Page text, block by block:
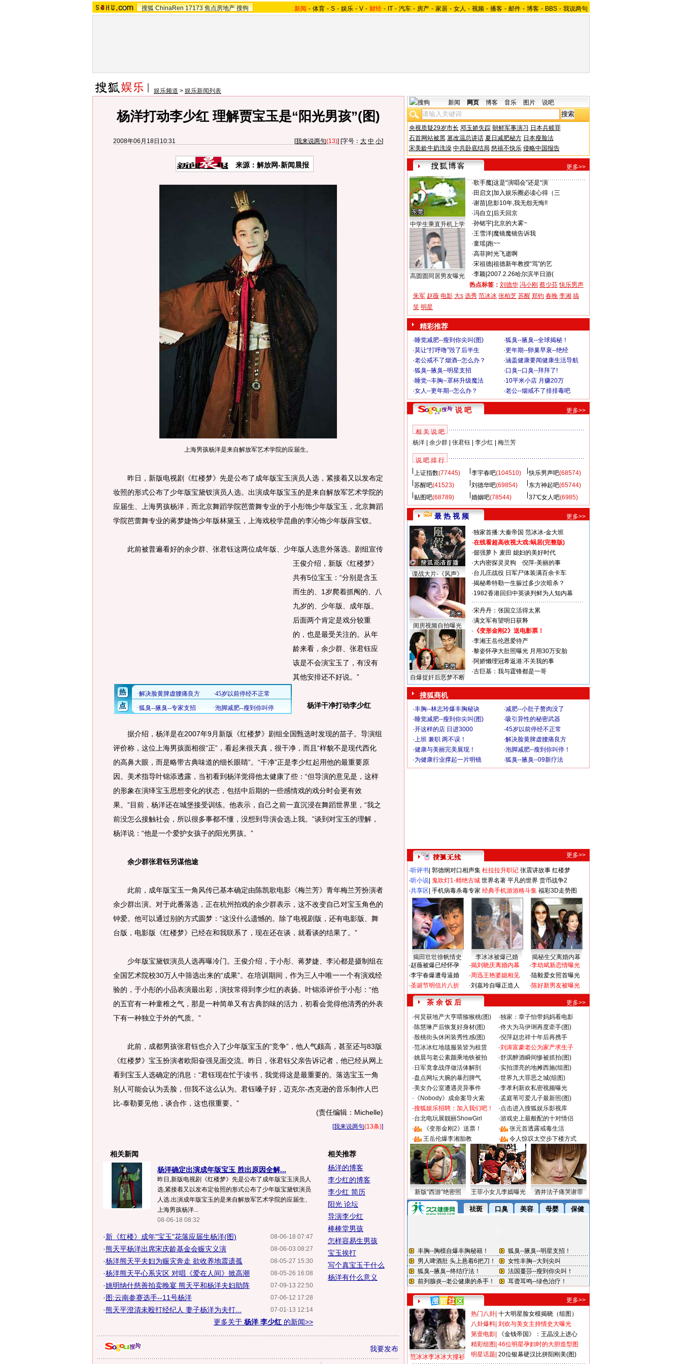
搜狐 ChinaRen 17173 焦点房地产 搜狗 新闻 - 体育 - S - 娱乐 - V - 财经 - IT - 汽车 - 房产 - 家居 - 女人 - 视频 - 播客 - 邮件 - 博客 - BBS - 我说两句
娱乐频道 > 娱乐新闻列表
杨洋打动李少红 理解贾宝玉是“阳光男孩”(图)
2008年06月18日10:31 [我来说两句(13)] [字号： 大 中 小]
来源：解放网-新闻晨报
上海男孩杨洋是来自解放军艺术学院的应届生。
昨日，新版电视剧《红楼梦》先是公布了成年版宝玉演员人选，紧接着又以发布定
妆照的形式公布了少年版宝黛钗演员人选。出演成年版宝玉的是来自解放军艺术学院的
应届生、上海男孩杨洋，而北京舞蹈学院芭蕾舞专业的于小彤饰少年版宝玉，北京舞蹈
学院芭蕾舞专业的蒋梦婕饰少年版林黛玉，上海戏校学昆曲的李沁饰少年版薛宝钗。
此前被普遍看好的余少群、张君钰这两位成年版、少年版人选意外落选。 剧组宣传
王俊介绍，新版《红楼梦》
共有5位宝玉：“分别是含玉
而生的、1岁爬着抓阄的、八
九岁的、少年版、成年版。
后面两个肯定是戏分较重
的，也是最受关注的。从年
龄来看，余少群、张君钰应
该是不会演宝玉了，有没有
其他安排还不好说。”
杨洋干净打动李少红
据介绍，杨洋是在2007年9月新版《红楼梦》剧组全国甄选时发现的苗子。导演组
评价称，这位上海男孩面相很“正”，看起来很天真，很干净，而且“样貌不是现代西化
的高鼻大眼，而是略带古典味道的细长眼睛”。“干净”正是李少红起用他的最重要原
因。美术指导叶锦添透露，当初看到杨洋觉得他太健康了些：“但导演的意见是，这样
的形象在演绎宝玉思想变化的状态，包括中后期的一些感情戏的戏分时会更有效
果。”目前，杨洋还在城堡接受训练。他表示，自己之前一直沉浸在舞蹈世界里，“我之
前没怎么接触社会，所以很多事都不懂，没想到导演会选上我。”谈到对宝玉的理解，
杨洋说：“他是一个爱护女孩子的阳光男孩。”
余少群张君钰另谋他途
此前，成年版宝玉一角风传已基本确定由陈凯歌电影《梅兰芳》青年梅兰芳扮演者
余少群出演。对于此番落选，正在杭州拍戏的余少群表示，这不改变自己对宝玉角色的
钟爱。他可以通过别的方式圆梦：“这没什么遗憾的。除了电视剧版，还有电影版、舞
台版，电影版《红楼梦》已经在和我联系了，现在还在谈，就看谈的结果了。”
少年版宝黛钗演员人选再曝冷门。王俊介绍，于小彤、蒋梦婕、李沁都是摄制组在
全国艺术院校30万人中筛选出来的“成果”。在培训期间，作为三人中唯一一个有演戏经
验的，于小彤的小品表演最出彩，演技常得到李少红的表扬。叶锦添评价于小彤：“他
的五官有一种童稚之气，那是一种简单又有古典韵味的活力，初看会觉得他清秀的外表
下有一种独立于外的气质。”
此前，成都男孩张君钰也介入了少年版宝玉的“竞争”，他人气颇高，甚至还与83版
《红楼梦》宝玉扮演者欧阳奋强见面交流。昨日，张君钰父亲告诉记者，他已经从网上
看到宝玉人选确定的消息：“君钰现在忙于读书，我觉得这是最重要的。落选宝玉一角
别人可能会认为丢脸，但我不这么认为。君钰嗓子好，迈克尔-杰克逊的音乐制作人巴
比-泰勒要见他，谈合作，这也很重要。”
(责任编辑：Michelle)
[我来说两句(13条)]
相关新闻
杨洋确定出演成年版宝玉 胜出原因全解...
昨日,新版电视剧《红楼梦》先是公布了成年版宝玉演员人
选,紧接着又以发布定妆照的形式公布了少年版宝黛钗演员
人选.出演成年版宝玉的是来自解放军艺术学院的应届生、
上海男孩杨洋...
08-06-18 08:32
08-06-18 07:47
·新《红楼》成年"宝玉"花落应届生杨洋(图)
08-06-03 08:27
·熊天平杨洋出席宋庆龄基金会赈灾义演
08-05-27 15:30
·杨洋熊天平夫妇为赈灾奔走 欲收养地震遗孤
08-05-26 16:08
·杨洋熊天平心系灾区 对唱《爱在人间》掀高潮
07-09-13 22:50
·姚明纳什慈善拍卖晚宴 熊天平和杨洋夫妇助阵
07-06-12 17:28
·图:云南参赛选手--11号杨洋
07-01-13 12:14
·熊天平澄清未殴打经纪人 妻子杨洋为夫打...
更多关于 杨洋 李少红 的新闻>>
相关推荐
杨洋的博客
李少红的博客
李少红 简历
阳光 论坛
导演李少红
棒棒堂男孩
怎样容易生男孩
宝玉挨打
写个真宝玉干什么
杨洋有什么意义
我要发布
新闻 网页 博客 音乐 图片 说吧
央视质疑29岁市长 邓玉娇失踪 朝鲜军事演习 日本兵赎罪
石首网站被黑 篡改温总讲话 夏日减肥秘方 日本瘦脸法
宋美龄牛奶洗澡 中共卧底结局 慈禧不快乐 侵略中国报告
更多>>
中学生乘直升机上学
高圆圆同居男友曝光
·歌手魔| 这是“演唱会”还是“演
· 田启文 加入娱乐圈必读心得（三
·谢苗| 息影10年,我无怨无悔!!
·冯自立 后天回京
·孙铭宇| 北京的大雾~
·王雪洋| 魔镜魔镜告诉我
·童瑶| 跑~~
·高菲| 时光飞逝啊
·宋祖德| 祖德新年教授“骂”的艺
·李颖| 2007.2.26哈尔滨半日游(
热点标签： 刘德华 冯小刚 蔡少芬 快乐男声
朱军 赵薇 电影 大s 选秀 范冰冰 张柏芝 苏醒 郑钧 春晚 李湘 搞
笑 明星
精彩推荐
·睡觉减肥--瘦到你尖叫(图) ·狐臭--腋臭--全球揭秘！
·莫让“打呼噜”毁了后半生 ·更年期--卵巢早衰--绝经
·老公戒不了烟酒--怎么办？ ·涵盖健康要闻健康生活导航
·狐臭--腋臭--明星支招 ·口臭--口臭--拜拜了!
·睡觉--丰胸--罩杯升级魔法 ·10平米小店 月赚20万
·女人--更年期--怎么办？ ·老公--烟戒不了排排毒吧
说 吧 更多>>
相 关 说 吧
杨洋| 余少群| 张君钰 李少红 梅兰芳
说 吧 排 行
上证指数(77445) 李宇春吧(104510) 快乐男声吧(68574)
苏醒吧(41523) 刘德华吧(69854) 东方神起吧(65744)
贴图吧(68789) 婚姻吧(78544) 37℃女人吧(6985)
最 热 视 频 更多>>
谍战大片-《风声》
闺房视频自拍曝光
自爆捉奸后恶梦不断
·独家首播:大秦帝国 范冰冰-金大班
·在线看超高收视大戏:蜗居(完整版)
·倔强萝卜 麦田 媳妇的美好时代
·大内密探灵灵狗
倪萍-美丽的事
·台儿庄战役 日军尸体装满百余卡车
·揭秘希特勒一生躲过多少次暗杀？
·1982香港回归中英谈判鲜为人知内幕
·宋丹丹：张国立活得太累
·满文军有望明日获释
· 《变形金刚2》送电影票！
·李湘王岳伦恩爱待产
·黎姿怀孕大肚照曝光 月用30万安胎
·阿娇懒理冠希返港:不关我的事
·古巨基：我与霆锋都是一哥
搜狐商机
·丰胸--林志玲爆丰胸秘诀 ·减肥--小肚子赘肉没了
·睡觉减肥--瘦到你尖叫(图) ·吸引异性的秘密武器
·开这样的店 日进3000 ·45岁以前停经不正常
·上班 兼职 两不误！ ·解决脸黄脾虚腰痛良方
·健康与美丽完美展现！ ·泡脚减肥--瘦到你叫停！
·为健康行业撑起一片明镜 ·狐臭--腋臭--09新疗法
更多>>
·听评书 郭德纲对口相声集 杜拉拉升职记 张震讲故事 红楼梦
·听小说 鬼吹灯1-精绝古城 世界名著 平凡的世界 货币战争2
·共享区 手机病毒杀毒专家 经典手机游游格斗集 福彩3D走势图
揭田壮壮徐帆情史 李冰冰被爆已婚
揭秘生父离婚内幕
·赵薇被爆已经怀孕
·李宇春爆遭母逼婚
·圣诞节明信片八折
·揭刘晓庆离婚内幕
·周迅王艳婆媳相见
·刘嘉玲自曝正造人
·李幼斌新恋情曝光
·陆毅爱女照首曝光
·陈好新男友被曝光
茶 余 饭 后
更多>>
·何炅获地产大亨喂猕猴桃(图) ·独家：章子怡带妈妈看电影
·陈慧琳产后恢复好身材(图) ·佟大为马伊琍再度牵手(图)
·殷桃街头休闲装秀性感(图) ·倪萍赵忠祥十年后再携手
·范冰冰红地毯服装皆为租赁 ·刘涛富豪老公为家产求生子
·姚晨与老公素颜乘地铁被拍 ·舒淇醉酒瞬间惨被抓拍(图)
· 日军竟拿战俘做活体解剖 ·实拍漂亮的地摊西施(组图)
·盘点网坛大腕的暴烈脾气 ·世界九大罪恶之城(组图)
·美女办公室遭遇灵异事件 ·李孝利新欢私密视频曝光
· 《Nobody》成命案导火索 ·孟庭苇可爱儿子最新照(图)
·搜狐娱乐招聘：加入我们吧！ ·点击进入搜狐娱乐影视库
·台北电玩展靓丽ShowGirl ·游戏史上最般配的十对情侣
·
《变形金刚2》送票！ ·
张元首透露戒毒生活
·
王岳伦爆李湘胎教 · 令人惊叹太空步下楼方式
新版“西游”绝密照 王菲小女儿李嫣曝光 酒井法子痛哭谢罪
更多>>
范冰冰李冰冰大撞衫
热门八卦 十大明星脸女模揭晓（组图）
八卦爆料 刘欢与美女主持情史大曝光
第壹电影
《金钱帝国》：王晶没上进心
精彩组图 46位明星孕妇时的大胆造型图
明星话题 20位银幕硬汉比拼阳刚美(图)